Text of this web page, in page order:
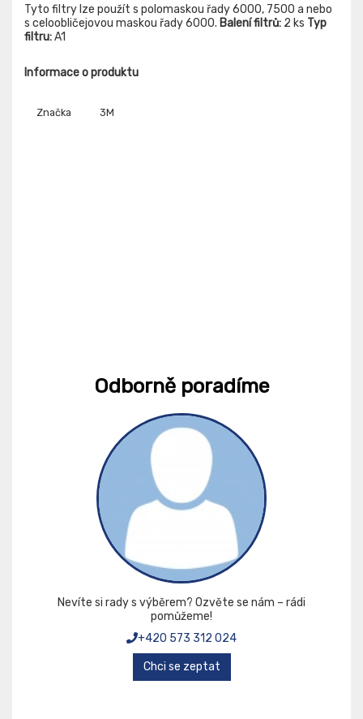
Tyto filtry lze použít s polomaskou řady 6000, 7500 a nebo
s celoobličejovou maskou řady 6000. Balení filtrů: 2 ks Typ
filtru:A1
Informace o produktu
Značka 3M
Odborně poradíme
Nevíte si rady s výběrem? Ozvěte se nám – rádi
pomůžeme!
+420 573 312 024
Chci se zeptat